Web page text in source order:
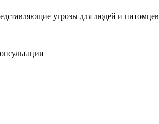
угрозы для людей и питомцев